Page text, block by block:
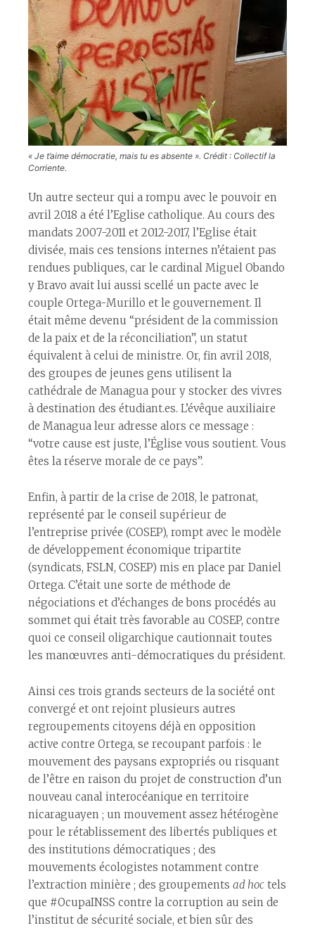
« Je t’aime démocratie, mais tu es absente ». Crédit : Collectif la
Corriente.
Un autre secteur qui a rompu avec le pouvoir en
avril 2018 a été l’Eglise catholique. Au cours des
mandats 2007-2011 et 2012-2017, l’Eglise était
divisée, mais ces tensions internes n’étaient pas
rendues publiques, car le cardinal Miguel Obando
y Bravo avait lui aussi scellé un pacte avec le
couple Ortega-Murillo et le gouvernement. Il
était même devenu “président de la commission
de la paix et de la réconciliation”, un statut
équivalent à celui de ministre. Or, fin avril 2018,
des groupes de jeunes gens utilisent la
cathédrale de Managua pour y stocker des vivres
à destination des étudiant.es. L’évêque auxiliaire
de Managua leur adresse alors ce message :
“votre cause est juste, l’Église vous soutient. Vous
êtes la réserve morale de ce pays”.
Enfin, à partir de la crise de 2018, le patronat,
représenté par le conseil supérieur de
l’entreprise privée (COSEP), rompt avec le modèle
de développement économique tripartite
(syndicats, FSLN, COSEP) mis en place par Daniel
Ortega. C’était une sorte de méthode de
négociations et d’échanges de bons procédés au
sommet qui était très favorable au COSEP, contre
quoi ce conseil oligarchique cautionnait toutes
les manœuvres anti-démocratiques du président.
Ainsi ces trois grands secteurs de la société ont
convergé et ont rejoint plusieurs autres
regroupements citoyens déjà en opposition
active contre Ortega, se recoupant parfois : le
mouvement des paysans expropriés ou risquant
de l’être en raison du projet de construction d’un
nouveau canal interocéanique en territoire
nicaraguayen ; un mouvement assez hétérogène
pour le rétablissement des libertés publiques et
des institutions démocratiques ; des
mouvements écologistes notamment contre
l’extraction minière ; des groupementsad hoc tels
que #OcupaINSS contre la corruption au sein de
l’institut de sécurité sociale, et bien sûr des